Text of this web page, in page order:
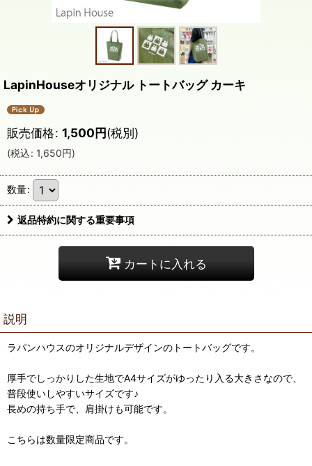
LapinHouseオリジナル トートバッグ カーキ
販売価格: 1,500円(税別)
(税込: 1,650円)
数量:
返品特約に関する重要事項
カートに入れる
説明
ラパンハウスのオリジナルデザインのトートバッグです。
厚手でしっかりした生地でA4サイズがゆったり入る大きさなので、
普段使いしやすいサイズです♪
長めの持ち手で、肩掛けも可能です。
こちらは数量限定商品です。